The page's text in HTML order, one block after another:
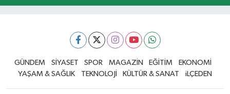
GÜNDEM SİYASET SPOR MAGAZİN EĞİTİM
EKONOMİ
YAŞAM & SAĞLIK
TEKNOLOJİ KÜLTÜR & SANAT iLÇEDEN